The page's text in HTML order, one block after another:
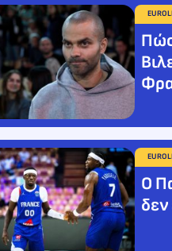
Ο
δεν